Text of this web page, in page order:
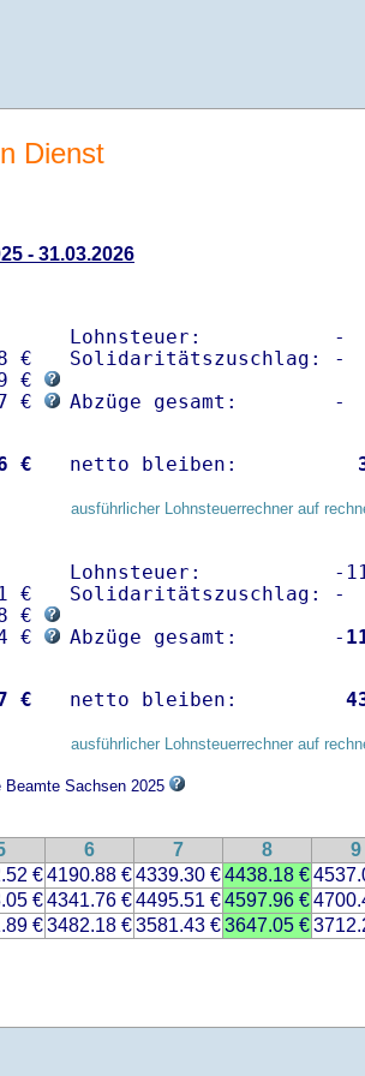
Dienst
- 31.03.2026
€
€
€
Lohnsteuer:           -
Solidaritätszuschlag: -
Abzüge gesamt:        -
€ netto bleiben:
ausführlicher Lohnsteuerrechner auf
€
€
€
Lohnsteuer:           -
Solidaritätszuschlag: -
Abzüge gesamt:        -
€ netto bleiben:
ausführlicher Lohnsteuerrechner auf
Beamte Sachsen 2025
6 7 8 9
€4190.88 €4339.30 €4438.18 €
€4341.76 €4495.51 €4597.96 €
€3482.18 €3581.43 €3647.05 €